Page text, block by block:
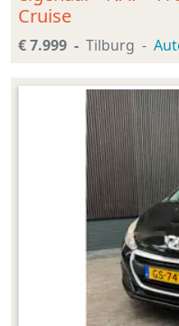
Cruise
€ 7.999 Tilburg